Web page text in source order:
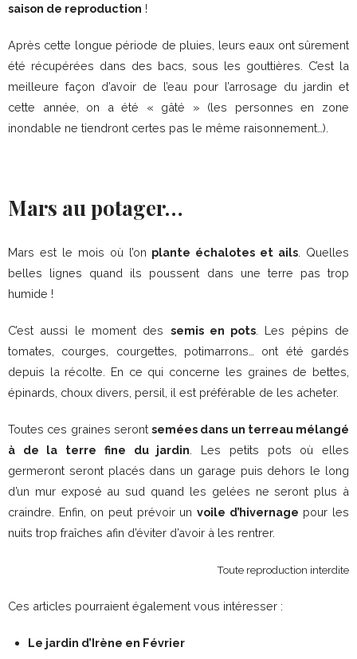
saison de reproduction !
Après cette longue période de pluies, leurs eaux ont sûrement
été récupérées dans des bacs, sous les gouttières. C’est la
meilleure façon d’avoir de l’eau pour l’arrosage du jardin et
cette année, on a été « gâté » (les personnes en zone
inondable ne tiendront certes pas le même raisonnement…).
Mars au potager…
Mars est le mois où l’on plante échalotes et ails . Quelles
belles lignes quand ils poussent dans une terre pas trop
humide !
C’est aussi le moment des semis en pots . Les pépins de
tomates, courges, courgettes, potimarrons… ont été gardés
depuis la récolte. En ce qui concerne les graines de bettes,
épinards, choux divers, persil, il est préférable de les acheter.
Toutes ces graines seront semées dans un terreau mélangé
à de la terre fine du jardin . Les petits pots où elles
germeront seront placés dans un garage puis dehors le long
d’un mur exposé au sud quand les gelées ne seront plus à
craindre. Enfin, on peut prévoir un voile d’hivernage pour les
nuits trop fraîches afin d’éviter d’avoir à les rentrer.
Toute reproduction interdite
Ces articles pourraient également vous intéresser :
Le jardin d’Irène en Février